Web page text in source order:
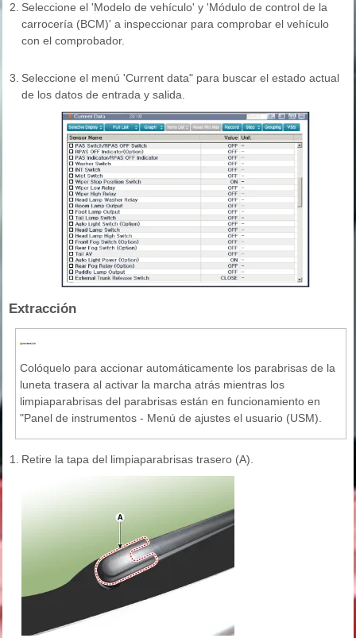
2. Seleccione el 'Modelo de vehículo' y 'Módulo de control de la
carrocería (BCM)' a inspeccionar para comprobar el vehículo
con el comprobador.
3. Seleccione el menú 'Current data" para buscar el estado actual
de los datos de entrada y salida.
Extracción
Colóquelo para accionar automáticamente los parabrisas de la
luneta trasera al activar la marcha atrás mientras los
limpiaparabrisas del parabrisas están en funcionamiento en
"Panel de instrumentos - Menú de ajustes el usuario (USM).
1. Retire la tapa del limpiaparabrisas trasero (A).